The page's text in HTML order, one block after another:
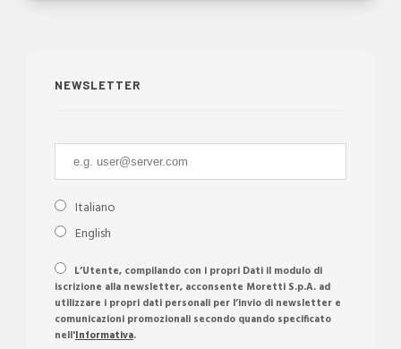
NEWSLETTER
Italiano
English
L’Utente, compilando con i propri Dati il modulo di
iscrizione alla newsletter, acconsente Moretti S.p.A. ad
utilizzare i propri dati personali per l’invio di newsletter e
comunicazioni promozionali secondo quando specificato
nell'Informativa.